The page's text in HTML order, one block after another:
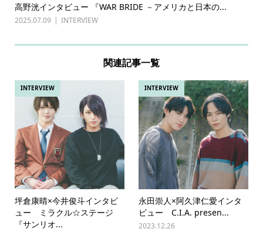
高野洸インタビュー 『WAR BRIDE －アメリカと日本の...
2025.07.09 INTERVIEW
関連記事一覧
INTERVIEW
坪倉康晴×今井俊斗インタビ
ュー ミラクル☆ステージ
『サンリオ...
INTERVIEW
永田崇人×阿久津仁愛インタ
ビュー C.I.A. presen...
2023.12.26